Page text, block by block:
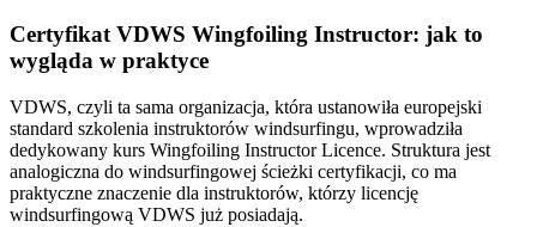
Certyfikat VDWS Wingfoiling Instructor: jak to
wygląda w praktyce
VDWS, czyli ta sama organizacja, która ustanowiła europejski
standard szkolenia instruktorów windsurfingu, wprowadziła
dedykowany kurs Wingfoiling Instructor Licence. Struktura jest
analogiczna do windsurfingowej ścieżki certyfikacji, co ma
praktyczne znaczenie dla instruktorów, którzy licencję
windsurfingową VDWS już posiadają.